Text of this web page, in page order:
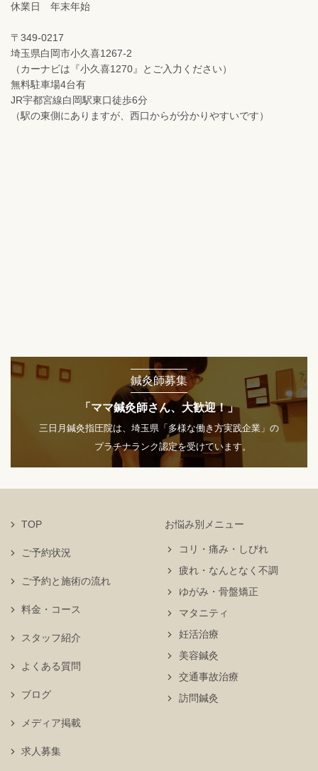
休業日 年末年始
〒349-0217
埼玉県白岡市小久喜1267-2
（カーナビは『小久喜1270』とご入力ください）
無料駐車場4台有
JR宇都宮線白岡駅東口徒歩6分
（駅の東側にありますが、西口からが分かりやすいです）
鍼灸師募集
「ママ鍼灸師さん、大歓迎！」
三日月鍼灸指圧院は、埼玉県「多様な働き方実践企業」の
プラチナランク認定を受けています。
TOP
ご予約状況
お悩み別メニュー
コリ・痛み・しびれ
疲れ・なんとなく不調
ゆがみ・骨盤矯正
マタニティ
妊活治療
美容鍼灸
交通事故治療
訪問鍼灸
ご予約と施術の流れ
料金・コース
スタッフ紹介
よくある質問
ブログ
メディア掲載
求人募集